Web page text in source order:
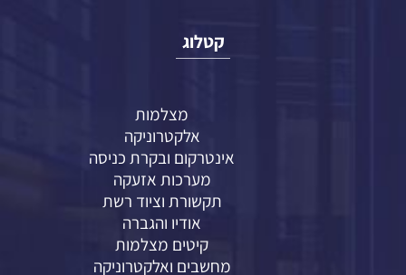
קטלוג
מצלמות
אלקטרוניקה
אינטרקום ובקרת כניסה
מערכות אזעקה
תקשורת וציוד רשת
אודיו והגברה
קיטים מצלמות
מחשבים ואלקטרוניקה